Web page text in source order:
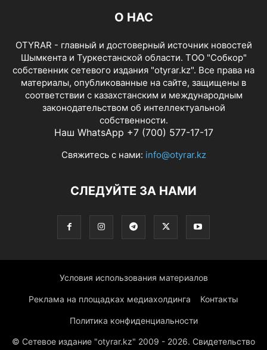
О НАС
OTYRAR - главный и достоверный источник новостей
Шымкента и Туркестанской области. ТОО "Собкор"
собственник сетевого издания "otyrar.kz". Все права на
материалы, опубликованные на сайте, защищены в
соответствии с казахстанским и международным
законодательством об интеллектуальной
собственности.
Наш WhatsApp +7 (700) 577-17-17
Свяжитесь с нами: info@otyrar.kz
СЛЕДУЙТЕ ЗА НАМИ
Условия использования материалов
Реклама на площадках медиахолдинга Контакты
Политика конфиденциальности
© Сетевое издание "otyrar.kz" 2009 - 2026. Свидетельство